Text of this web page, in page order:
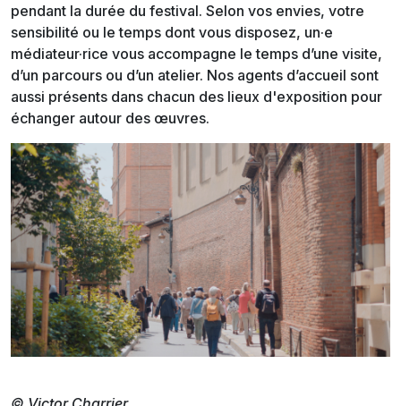
pendant la durée du festival. Selon vos envies, votre
sensibilité ou le temps dont vous disposez, un·e
médiateur·rice vous accompagne le temps d’une visite,
d’un parcours ou d’un atelier. Nos agents d’accueil sont
aussi présents dans chacun des lieux d'exposition pour
échanger autour des œuvres.